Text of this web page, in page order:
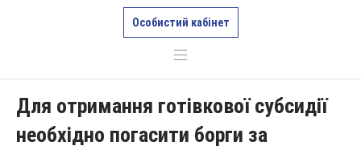
Особистий кабінет
Для отримання готівкової субсидії
необхідно погасити борги за